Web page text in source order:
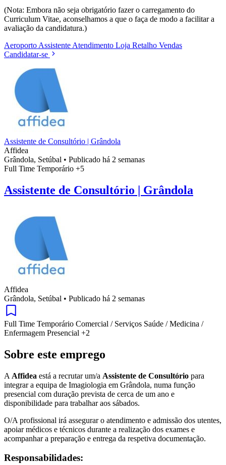
(Nota: Embora não seja obrigatório fazer o carregamento do
Curriculum Vitae, aconselhamos a que o faça de modo a facilitar a
avaliação da candidatura.)
Aeroporto Assistente Atendimento Loja Retalho Vendas
Candidatar-se
Assistente de Consultório | Grândola
Affidea
Grândola, Setúbal • Publicado há 2 semanas
Full Time Temporário +5
Assistente de Consultório | Grândola
Affidea
Grândola, Setúbal • Publicado há 2 semanas
Full Time Temporário Comercial / Serviços Saúde / Medicina /
Enfermagem Presencial +2
Sobre este emprego
A Affidea está a recrutar um/a Assistente de Consultório para
integrar a equipa de Imagiologia em Grândola, numa função
presencial com duração prevista de cerca de um ano e
disponibilidade para trabalhar aos sábados.
O/A profissional irá assegurar o atendimento e admissão dos utentes,
apoiar médicos e técnicos durante a realização dos exames e
acompanhar a preparação e entrega da respetiva documentação.
Responsabilidades: